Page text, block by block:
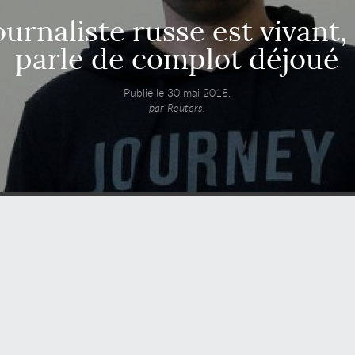
russe est vivant,
parle de complot déjoué
Publié le 30 mai 2018,
par Reuters.